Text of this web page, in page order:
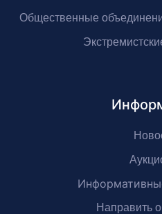
Общественные
Направить